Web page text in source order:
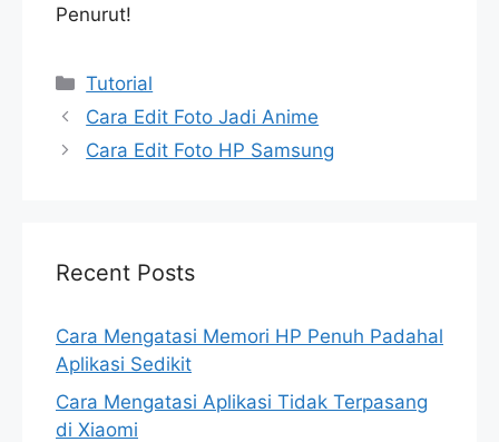
Penurut!
Categories
Tutorial
Cara Edit Foto Jadi Anime
Cara Edit Foto HP Samsung
Recent Posts
Cara Mengatasi Memori HP Penuh Padahal
Aplikasi Sedikit
Cara Mengatasi Aplikasi Tidak Terpasang
di Xiaomi